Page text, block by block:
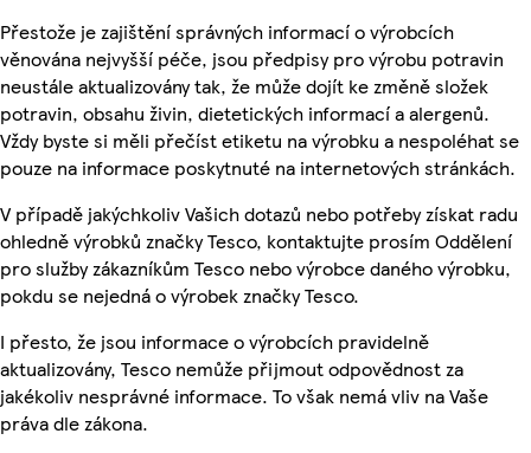
Přestože je zajištění správných informací o výrobcích
věnována nejvyšší péče, jsou předpisy pro výrobu potravin
neustále aktualizovány tak, že může dojít ke změně složek
potravin, obsahu živin, dietetických informací a alergenů.
Vždy byste si měli přečíst etiketu na výrobku a nespoléhat se
pouze na informace poskytnuté na internetových stránkách.
V případě jakýchkoliv Vašich dotazů nebo potřeby získat radu
ohledně výrobků značky Tesco, kontaktujte prosím Oddělení
pro služby zákazníkům Tesco nebo výrobce daného výrobku,
pokdu se nejedná o výrobek značky Tesco.
I přesto, že jsou informace o výrobcích pravidelně
aktualizovány, Tesco nemůže přijmout odpovědnost za
jakékoliv nesprávné informace. To však nemá vliv na Vaše
práva dle zákona.